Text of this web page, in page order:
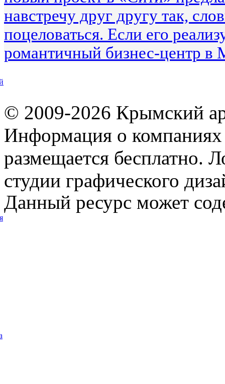
навстречу друг другу так,
поцеловаться. Если его
романтичный бизнес-центр в
© 2009-2026 Крымский
Информация о компаниях
размещается бесплатно.
студии графического
Данный ресурс может